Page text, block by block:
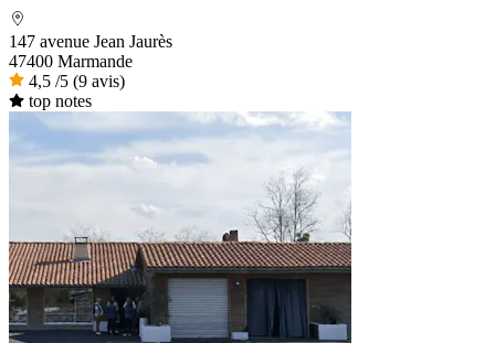
147 avenue Jean Jaurès
47400 Marmande
4,5 /5 (9 avis)
top notes